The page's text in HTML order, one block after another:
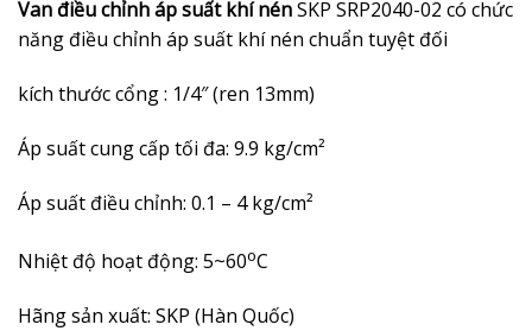
Van điều chỉnh áp suất khí nénSKP SRP2040-02 có chức
năng điều chỉnh áp suất khí nén chuẩn tuyệt đối
kích thước cổng : 1/4″ (ren 13mm)
Áp suất cung cấp tối đa: 9.9 kg/cm²
Áp suất điều chỉnh: 0.1 – 4 kg/cm²
Nhiệt độ hoạt động: 5~60oC
Hãng sản xuất: SKP (Hàn Quốc)